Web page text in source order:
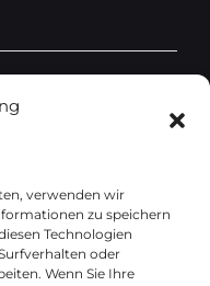
verwenden wir
zu speichern
Technologien
oder
Wenn Sie Ihre